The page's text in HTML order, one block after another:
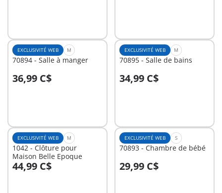
EXCLUSIVITÉ WEB M
70894 - Salle à manger
36,99 C$
Au panier
EXCLUSIVITÉ WEB M
70895 - Salle de bains
34,99 C$
Au panier
EXCLUSIVITÉ WEB M
1042 - Clôture pour
Maison Belle Epoque
44,99 C$
Au panier
EXCLUSIVITÉ WEB S
70893 - Chambre de bébé
29,99 C$
Au panier